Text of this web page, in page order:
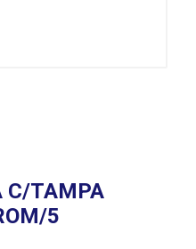
C/TAMPA
5